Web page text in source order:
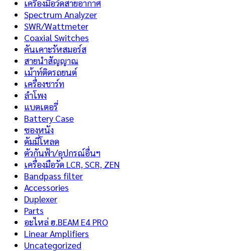
เครื่องมือวัดสายอากาศ
Spectrum Analyzer
SWR/Wattmeter
Coaxial Switches
คันเคาะรัหสมอร์ส
สายนำสัญญาณ
เม้าท์ติดรถยนต์
เครื่องชาร์ท
ลำโพง
แบตเตอรี่
Battery Case
ซองหนัง
ดัมมี่โหลด
ตัวกันฟ้า/อุปกรณ์อื่นฯ
เครื่องมือวัด LCR, SCR, ZEN
Bandpass filter
Accessories
Duplexer
Parts
อะไหล่ ฮ.BEAM E4 PRO
Linear Amplifiers
Uncategorized